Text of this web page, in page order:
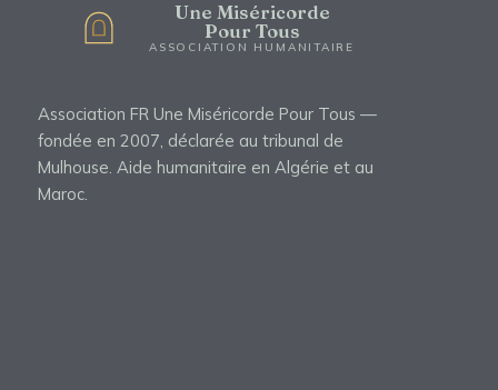
Une Miséricorde
Pour Tous
ASSOCIATION HUMANITAIRE
Association FR Une Miséricorde Pour Tous —
fondée en 2007, déclarée au tribunal de
Mulhouse. Aide humanitaire en Algérie et au
Maroc.